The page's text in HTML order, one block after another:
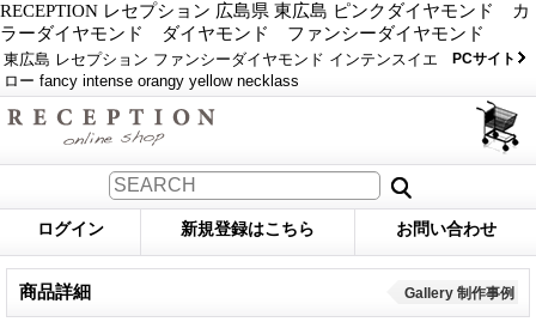
RECEPTION レセプション 広島県 東広島 ピンクダイヤモンド カ
ラーダイヤモンド ダイヤモンド ファンシーダイヤモンド
東広島 レセプション ファンシーダイヤモンド インテンスイエ
ロー fancy intense orangy yellow necklass
PCサイト
ログイン 新規登録はこちら お問い合わせ
商品詳細 Gallery 制作事例